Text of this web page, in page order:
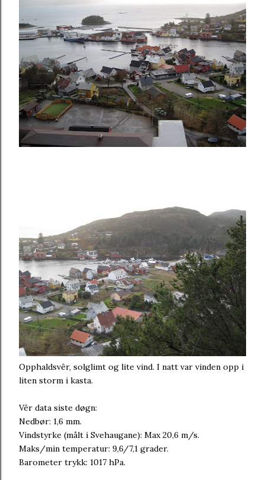
Opphaldsvêr, solglimt og lite vind. I natt var vinden opp i
liten storm i kasta.
Vêr data siste døgn:
Nedbør: 1,6 mm.
Vindstyrke (målt i Svehaugane): Max 20,6 m/s.
Maks/min temperatur: 9,6/7,1 grader.
Barometer trykk: 1017 hPa.